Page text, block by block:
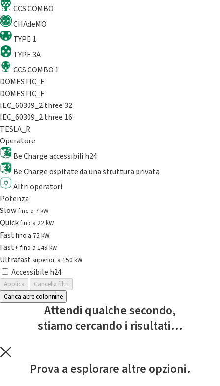
CCS COMBO
CHAdeMO
TYPE 1
TYPE 3A
CCS COMBO 1
DOMESTIC_E
DOMESTIC_F
IEC_60309_2 three 32
IEC_60309_2 three 16
TESLA_R
Operatore
Be Charge accessibili h24
Be Charge ospitate da una struttura privata
Altri operatori
Potenza
Slowfino a 7 kW
Quickfino a 22 kW
Fastfino a 75 kW
Fast+fino a 149 kW
Ultrafast superiori a 150 kW
Accessibile h24
Applica
Cancella filtri
Carica altre colonnine
Attendi qualche secondo,
stiamo cercando i risultati...
Prova a esplorare altre opzioni.